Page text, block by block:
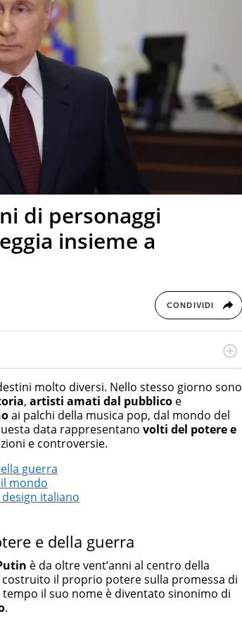
di personaggi
insieme a
CONDIVIDI
Management e Google Digital Training su
di contenuti in ottica SEO e dello sviluppo
digitali.molto diversi. Nello stesso giorno sono
, artisti amati dal pubblico e
ai palchi della musica pop, dal mondo del
data rappresentano volti del potere e
e controversie.
guerra
mondo
italiano
e della guerra
è da oltre vent’anni al centro della
costruito il proprio potere sulla promessa di
il suo nome è diventato sinonimo di
.